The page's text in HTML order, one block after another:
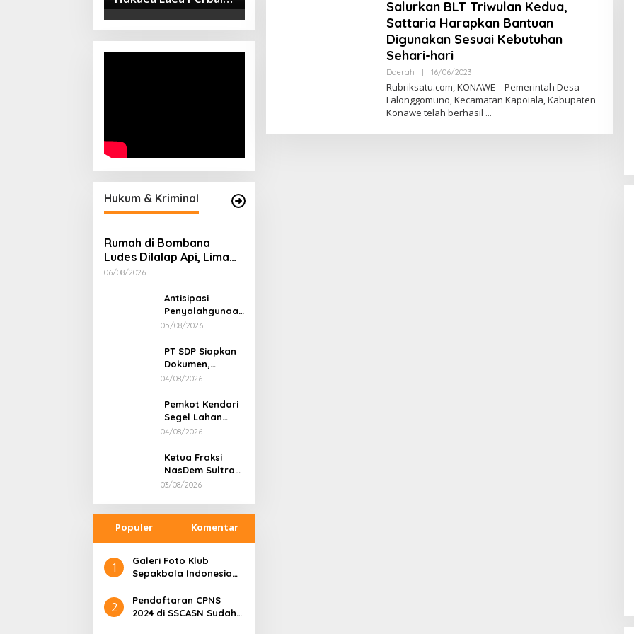
Sebelum Daftar
Kepemimpinan untuk
Pembangunan
Sulawesi Tenggara
Dua Jembatan Pasca
Banjir
Hukum & Kriminal
Rumah di Bombana
Ludes Dilalap Api, Lima
Orang Satu Keluarga
06/08/2026
Antisipasi
Penyalahgunaan
BBM Subsidi,
Unaaha Cek
Langsung
Pengisian di
05/08/2026
PT SDP Siapkan
Dokumen,
Pendemo Tak
Tantangan Adu
Data
04/08/2026
Pemkot Kendari
Segel Lahan
Sengketa di
Sultra Didesak
Bergerak Cepat
04/08/2026
Ketua Fraksi
NasDem Sultra
Tersangka
Tambang Ilegal,
“Saya Siap-Siap
Saja di Penjara”
03/08/2026
Populer Komentar
1
Galeri Foto Klub
Sepakbola Indonesia
2
Pendaftaran CPNS
2024 di SSCASN Sudah
Salurkan BLT Triwulan Kedua,
Sattaria Harapkan Bantuan
Digunakan Sesuai Kebutuhan
Sehari-hari
Daerah | 16/06/2023O
E
H
R
Rubriksatu.com, KONAWE – Pemerintah Desa
Lalonggomuno, Kecamatan Kapoiala, Kabupaten
Konawe telah berhasil